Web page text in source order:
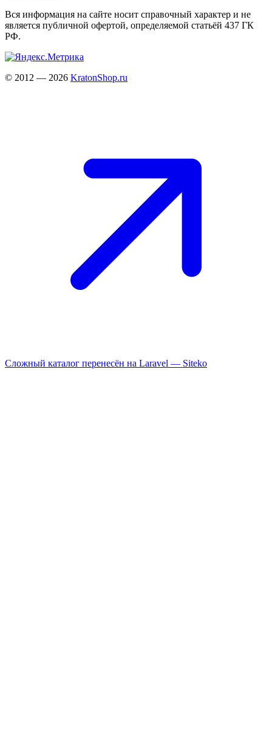
Вся информация на сайте носит справочный характер и не
является публичной офертой, определяемой статьёй 437 ГК
РФ.
© 2012 — 2026 KratonShop.ru
Сложный каталог перенесён на Laravel — Siteko